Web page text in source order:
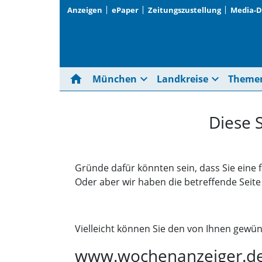
Anzeigen ePaper Zeitungszustellung Media-
home München expand_more Landkreise expand_more
Diese
Gründe dafür könnten sein, dass Sie
Oder aber wir haben die betreffende
Vielleicht können Sie den von Ihnen